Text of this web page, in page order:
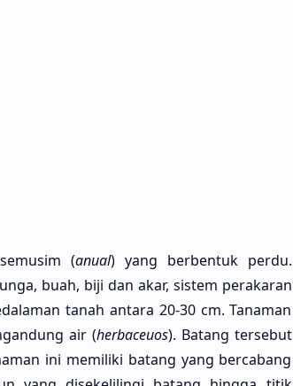
(anual) yang berbentuk perdu.
buah, biji dan akar, sistem perakaran
tanah antara 20-30 cm. Tanaman
air (herbaceuos). Batang tersebut
ini memiliki batang yang bercabang